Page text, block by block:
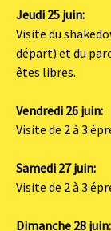
Jeudi 25 juin:
Visite du
départ) et du
êtes libres.
Vendredi 26 juin:
Visite de 2 à 3
Samedi 27 juin:
Visite de 2 à 3
Dimanche 28 juin: